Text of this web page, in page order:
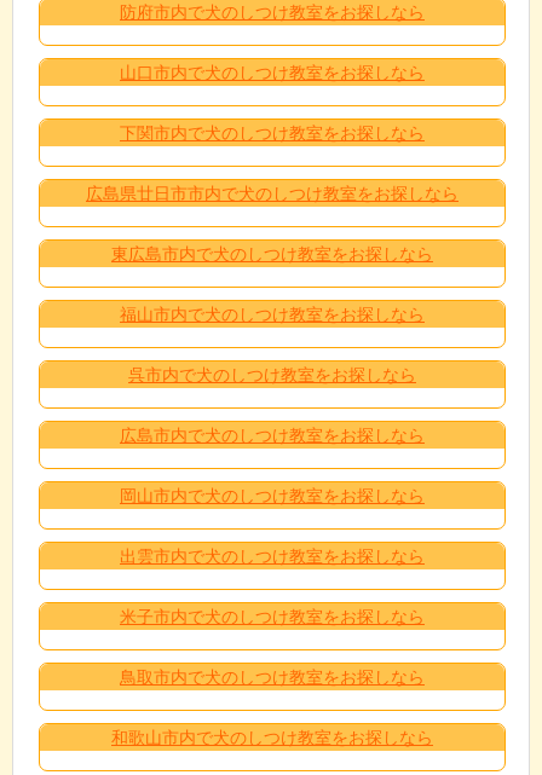
防府市内で犬のしつけ教室をお探しなら
山口市内で犬のしつけ教室をお探しなら
下関市内で犬のしつけ教室をお探しなら
広島県廿日市市内で犬のしつけ教室をお探しなら
東広島市内で犬のしつけ教室をお探しなら
福山市内で犬のしつけ教室をお探しなら
呉市内で犬のしつけ教室をお探しなら
広島市内で犬のしつけ教室をお探しなら
岡山市内で犬のしつけ教室をお探しなら
出雲市内で犬のしつけ教室をお探しなら
米子市内で犬のしつけ教室をお探しなら
鳥取市内で犬のしつけ教室をお探しなら
和歌山市内で犬のしつけ教室をお探しなら